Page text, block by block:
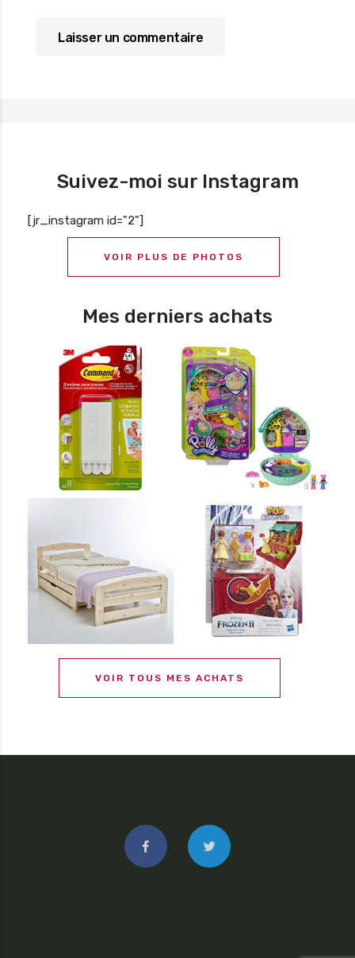
Suivez-moi sur Instagram
[jr_instagram id="2"]
VOIR PLUS DE PHOTOS
Mes derniers achats
VOIR TOUS MES ACHATS